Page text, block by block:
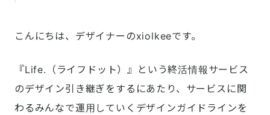
こんにちは、デザイナーのxiolkeeです。
『Life.（ライフドット）』という終活情報サービス
のデザイン引き継ぎをするにあたり、サービスに関
わるみんなで運用していくデザインガイドラインを